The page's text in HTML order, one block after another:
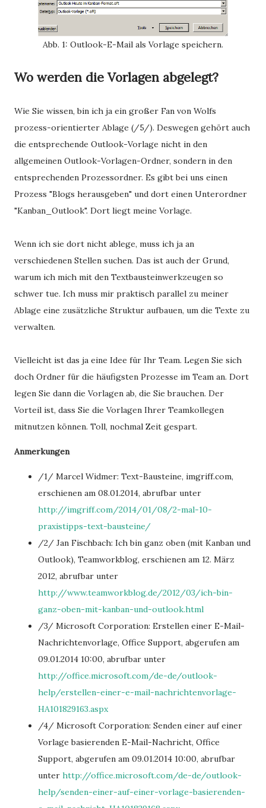
Abb. 1: Outlook-E-Mail als Vorlage speichern.
Wo werden die Vorlagen abgelegt?
Wie Sie wissen, bin ich ja ein großer Fan von Wolfs
prozess-orientierter Ablage (/5/). Deswegen gehört auch
die entsprechende Outlook-Vorlage nicht in den
allgemeinen Outlook-Vorlagen-Ordner, sondern in den
entsprechenden Prozessordner. Es gibt bei uns einen
Prozess "Blogs herausgeben" und dort einen Unterordner
"Kanban_Outlook". Dort liegt meine Vorlage.
Wenn ich sie dort nicht ablege, muss ich ja an
verschiedenen Stellen suchen. Das ist auch der Grund,
warum ich mich mit den Textbausteinwerkzeugen so
schwer tue. Ich muss mir praktisch parallel zu meiner
Ablage eine zusätzliche Struktur aufbauen, um die Texte zu
verwalten.
Vielleicht ist das ja eine Idee für Ihr Team. Legen Sie sich
doch Ordner für die häufigsten Prozesse im Team an. Dort
legen Sie dann die Vorlagen ab, die Sie brauchen. Der
Vorteil ist, dass Sie die Vorlagen Ihrer Teamkollegen
mitnutzen können. Toll, nochmal Zeit gespart.
Anmerkungen
/1/ Marcel Widmer: Text-Bausteine, imgriff.com,
erschienen am 08.01.2014, abrufbar unter
http://imgriff.com/2014/01/08/2-mal-10-
praxistipps-text-bausteine/
/2/ Jan Fischbach: Ich bin ganz oben (mit Kanban und
Outlook), Teamworkblog, erschienen am 12. März
2012, abrufbar unter
http://www.teamworkblog.de/2012/03/ich-bin-
ganz-oben-mit-kanban-und-outlook.html
/3/ Microsoft Corporation: Erstellen einer E-Mail-
Nachrichtenvorlage, Office Support, abgerufen am
09.01.2014 10:00, abrufbar unter
http://office.microsoft.com/de-de/outlook-
help/erstellen-einer-e-mail-nachrichtenvorlage-
HA101829163.aspx
/4/ Microsoft Corporation: Senden einer auf einer
Vorlage basierenden E-Mail-Nachricht, Office
Support, abgerufen am 09.01.2014 10:00, abrufbar
unter http://office.microsoft.com/de-de/outlook-
help/senden-einer-auf-einer-vorlage-basierenden-